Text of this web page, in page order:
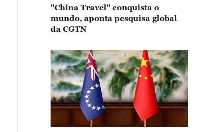
"China Travel" conquista o
mundo, aponta pesquisa global
da CGTN